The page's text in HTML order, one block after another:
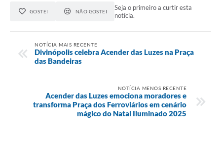
GOSTEI NÃO GOSTEI
Seja o primeiro a curtir esta
notícia.
NOTÍCIA MAIS RECENTE
Divinópolis celebra Acender das Luzes na Praça
das Bandeiras
NOTÍCIA MENOS RECENTE
Acender das Luzes emociona moradores e
transforma Praça dos Ferroviários em cenário
mágico do Natal Iluminado 2025